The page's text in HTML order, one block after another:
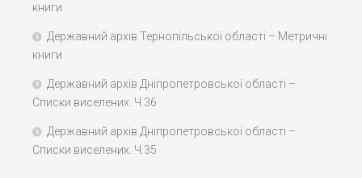
книги
Державний архів Тернопільської області – Метричні
книги
Державний архів Дніпропетровської області –
Списки виселених. Ч.36
Державний архів Дніпропетровської області –
Списки виселених. Ч.35